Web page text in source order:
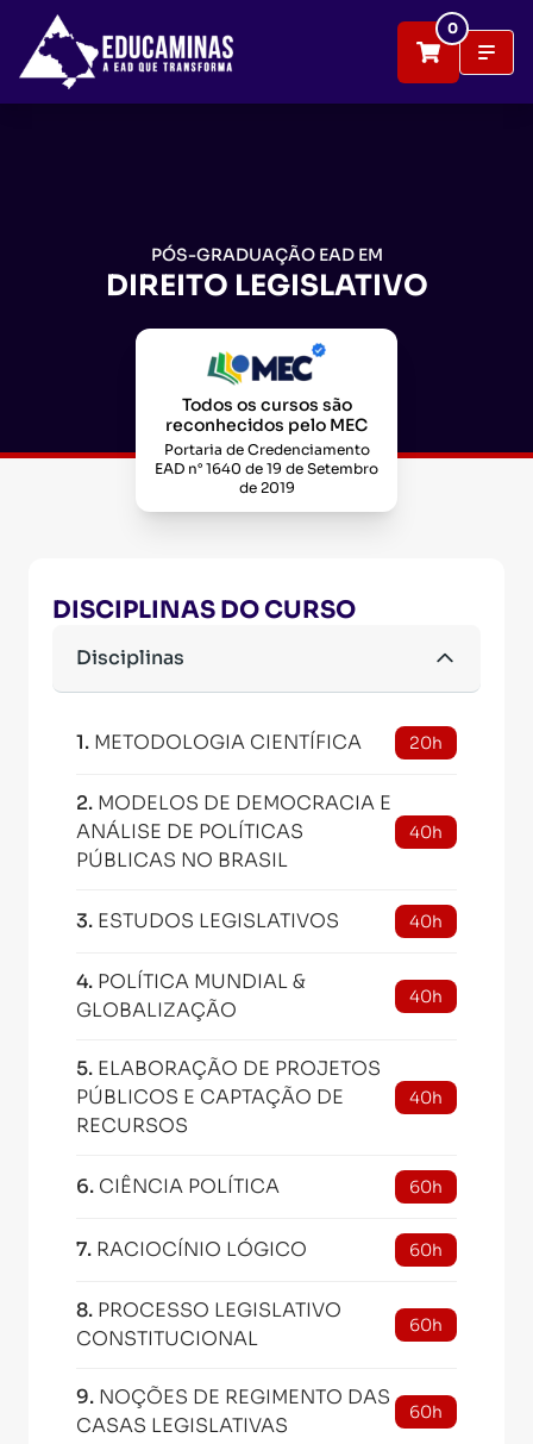
0
PÓS-GRADUAÇÃO EAD EM
DIREITO LEGISLATIVO
Todos os cursos são
reconhecidos pelo MEC
Portaria de Credenciamento
EAD n° 1640 de 19 de Setembro
de 2019
DISCIPLINAS DO CURSO
Disciplinas
1. METODOLOGIA CIENTÍFICA 20h
2. MODELOS DE DEMOCRACIA E
ANÁLISE DE POLÍTICAS
PÚBLICAS NO BRASIL
40h
3. ESTUDOS LEGISLATIVOS 40h
4. POLÍTICA MUNDIAL &
GLOBALIZAÇÃO
40h
5. ELABORAÇÃO DE PROJETOS
PÚBLICOS E CAPTAÇÃO DE
RECURSOS
40h
6. CIÊNCIA POLÍTICA 60h
7. RACIOCÍNIO LÓGICO 60h
8. PROCESSO LEGISLATIVO
CONSTITUCIONAL
60h
9. NOÇÕES DE REGIMENTO DAS
CASAS LEGISLATIVAS
60h